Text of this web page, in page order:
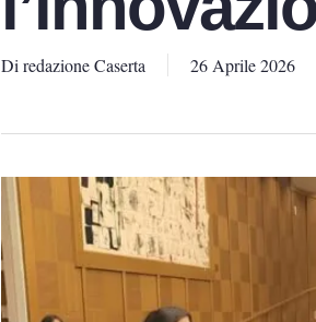
Di redazione Caserta 26 Aprile 2026